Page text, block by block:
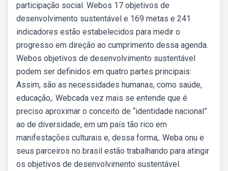
participação social. Webos 17 objetivos de
desenvolvimento sustentável e 169 metas e 241
indicadores estão estabelecidos para medir o
progresso em direção ao cumprimento dessa agenda.
Webos objetivos de desenvolvimento sustentável
podem ser definidos em quatro partes principais:
Assim, são as necessidades humanas, como saúde,
educação,. Webcada vez mais se entende que é
preciso aproximar o conceito de “identidade nacional”
ao de diversidade, em um país tão rico em
manifestações culturais e, dessa forma,. Weba onu e
seus parceiros no brasil estão trabalhando para atingir
os objetivos de desenvolvimento sustentável.